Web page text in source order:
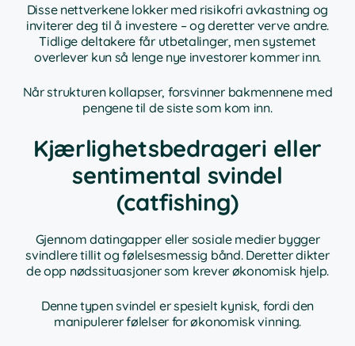
Disse nettverkene lokker med risikofri avkastning og
inviterer deg til å investere – og deretter verve andre.
Tidlige deltakere får utbetalinger, men systemet
overlever kun så lenge nye investorer kommer inn.
Når strukturen kollapser, forsvinner bakmennene med
pengene til de siste som kom inn.
Kjærlighetsbedrageri eller
sentimental svindel
(catfishing)
Gjennom datingapper eller sosiale medier bygger
svindlere tillit og følelsesmessig bånd. Deretter dikter
de opp nødssituasjoner som krever økonomisk hjelp.
Denne typen svindel er spesielt kynisk, fordi den
manipulerer følelser for økonomisk vinning.